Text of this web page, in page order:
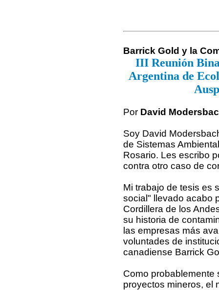
Barrick Gold y la
III Reunión
Argentina de
Por David
Soy David
de Sistemas
Rosario. Les escribo
contra otro caso de
Mi trabajo de tesis es
social" llevado acabo
Cordillera de los
su historia de
las empresas más
voluntades de
canadiense Barrick
Como probablemente
proyectos mineros, el